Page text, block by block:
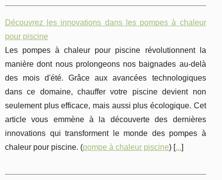
Découvrez les innovations dans les pompes à chaleur
pour piscine
Les pompes à chaleur pour piscine révolutionnent la
manière dont nous prolongeons nos baignades au-delà
des mois d'été. Grâce aux avancées technologiques
dans ce domaine, chauffer votre piscine devient non
seulement plus efficace, mais aussi plus écologique. Cet
article vous emmène à la découverte des dernières
innovations qui transforment le monde des pompes à
chaleur pour piscine. (pompe à chaleur piscine) [...]